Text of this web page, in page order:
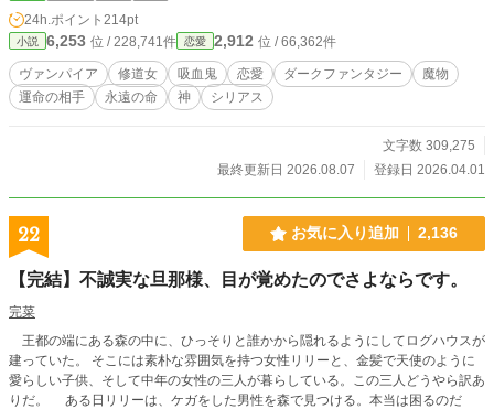
24h.ポイント 214pt
小説 6,253 位 / 228,741件 恋愛 2,912 位 / 66,362件
ヴァンパイア 修道女 吸血鬼 恋愛 ダークファンタジー
魔物
運命の相手
永遠の命 神 シリアス
文字数 309,275
最終更新日 2026.08.07
登録日 2026.04.01
22 お気に入り追加 2,136
【完結】不誠実な旦那様、目が覚めたのでさよならです。
完菜
王都の端にある森の中に、ひっそりと誰かから隠れるようにしてログハウスが
建っていた。 そこには素朴な雰囲気を持つ女性リリーと、金髪で天使のように
愛らしい子供、そして中年の女性の三人が暮らしている。この三人どうやら訳あ
りだ。 ある日リリーは、ケガをした男性を森で見つける。本当は困るのだ